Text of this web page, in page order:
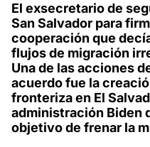
El exsecretario de
San Salvador para
cooperación que
flujos de migración
Una de las acciones
acuerdo fue la
fronteriza en El
administración Biden
objetivo de frenar la